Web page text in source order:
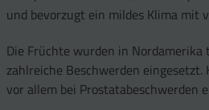
und bevorzugt ein mildes Klima mit
Die Früchte wurden in Nordamerika
zahlreiche Beschwerden
vor allem bei Prostatabeschwerden